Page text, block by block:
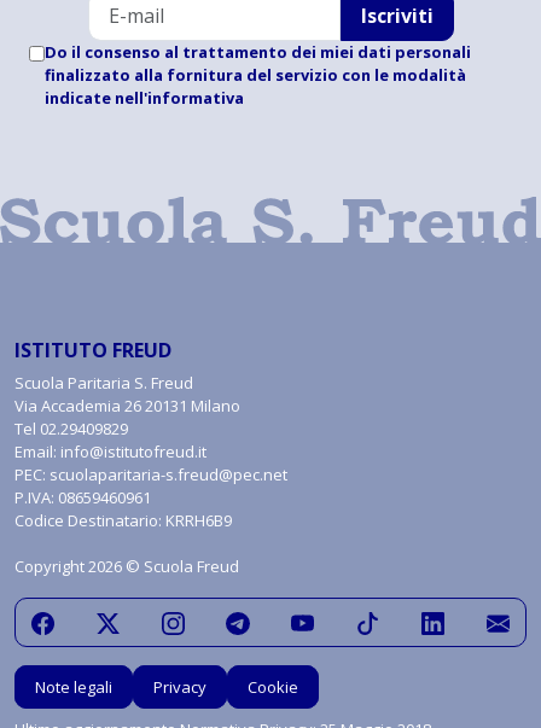
Iscriviti
Do il consenso al trattamento dei miei dati personali
finalizzato alla fornitura del servizio con le modalità
indicate nell'informativa
ISTITUTO FREUD
Scuola Paritaria S. Freud
Via Accademia 26 20131 Milano
Tel 02.29409829
Email: info@istitutofreud.it
PEC: scuolaparitaria-s.freud@pec.net
P.IVA: 08659460961
Codice Destinatario: KRRH6B9
Copyright 2026 © Scuola Freud
Note legali Privacy
Cookie